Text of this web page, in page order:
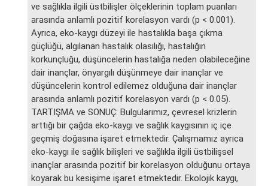
ve sağlıkla ilgili üstbilişler ölçeklerinin toplam puanları
arasında anlamlı pozitif korelasyon vardı (p < 0.001).
Ayrıca, eko-kaygı düzeyi ile hastalıkla başa çıkma
güçlüğü, algılanan hastalık olasılığı, hastalığın
korkunçluğu, düşüncelerin hastalığa neden olabileceğine
dair inançlar, önyargılı düşünmeye dair inançlar ve
düşüncelerin kontrol edilemez olduğuna dair inançlar
arasında anlamlı pozitif korelasyon vardı (p < 0.05).
TARTIŞMA ve SONUÇ: Bulgularımız, çevresel krizlerin
arttığı bir çağda eko-kaygı ve sağlık kaygısının iç içe
geçmiş doğasına işaret etmektedir. Çalışmamız ayrıca
eko-kaygı ile sağlık bilişleri ve sağlıkla ilgili üstbilişsel
inançlar arasında pozitif bir korelasyon olduğunu ortaya
koyarak bu kesişime işaret etmektedir. Ekolojik kaygı,